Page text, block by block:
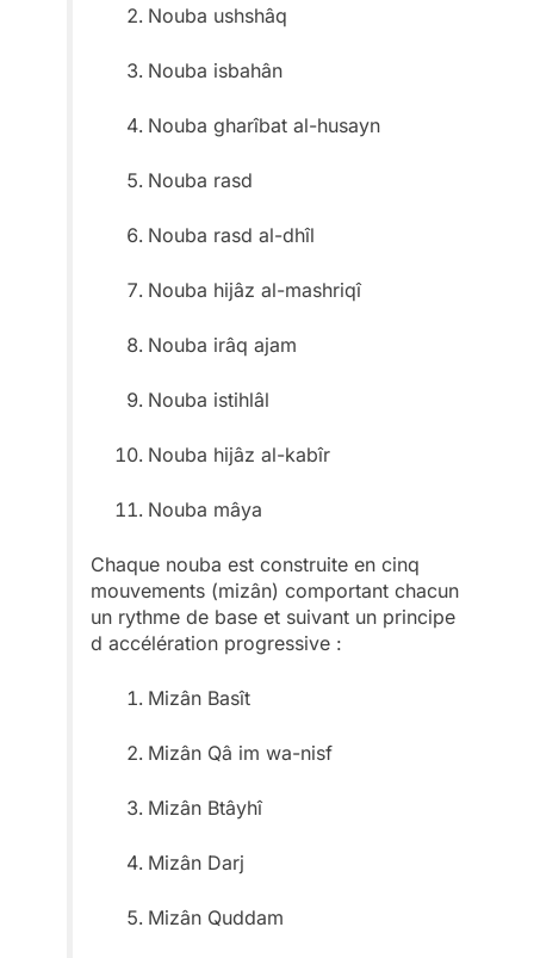
Nouba ushshâq
Nouba isbahân
Nouba gharîbat al-husayn
Nouba rasd
Nouba rasd al-dhîl
Nouba hijâz al-mashriqî
Nouba irâq ajam
Nouba istihlâl
Nouba hijâz al-kabîr
Nouba mâya
Chaque nouba est construite en cinq
mouvements (mizân) comportant chacun
un rythme de base et suivant un principe
d accélération progressive :
Mizân Basît
Mizân Qâ im wa-nisf
Mizân Btâyhî
Mizân Darj
Mizân Quddam